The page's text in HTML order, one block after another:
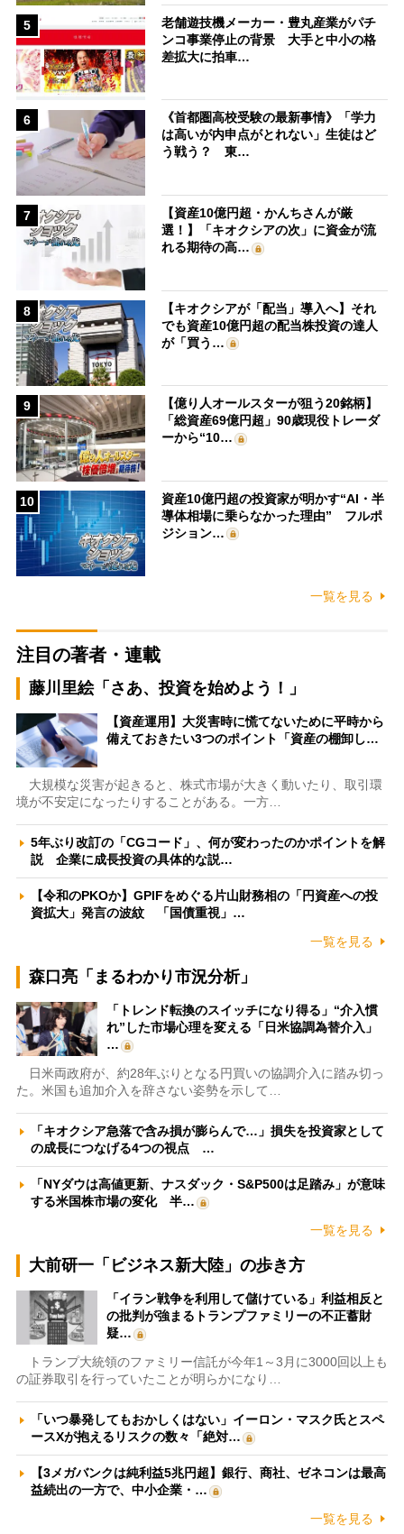
5
老舗遊技機メーカー・豊丸産業がパチ
ンコ事業停止の背景 大手と中小の格
差拡大に拍車…
6
《首都圏高校受験の最新事情》「学力
は高いが内申点がとれない」生徒はど
う戦う？ 東…
7
【資産10億円超・かんちさんが厳
選！】「キオクシアの次」に資金が流
れる期待の高…
8
【キオクシアが「配当」導入へ】それ
でも資産10億円超の配当株投資の達人
が「買う…
9
【億り人オールスターが狙う20銘柄】
「総資産69億円超」90歳現役トレーダ
ーから“10…
10
資産10億円超の投資家が明かす“AI・半
導体相場に乗らなかった理由” フルポ
ジション…
一覧を見る
注目の著者・連載
藤川里絵「さあ、投資を始めよう！」
【資産運用】大災害時に慌てないために平時から
備えておきたい3つのポイント「資産の棚卸し…
大規模な災害が起きると、株式市場が大きく動いたり、取引環
境が不安定になったりすることがある。一方…
5年ぶり改訂の「CGコード」、何が変わったのかポイントを解
説 企業に成長投資の具体的な説…
【令和のPKOか】GPIFをめぐる片山財務相の「円資産への投
資拡大」発言の波紋 「国債重視」…
一覧を見る
森口亮「まるわかり市況分析」
「トレンド転換のスイッチになり得る」“介入慣
れ”した市場心理を変える「日米協調為替介入」
…
日米両政府が、約28年ぶりとなる円買いの協調介入に踏み切っ
た。米国も追加介入を辞さない姿勢を示して…
「キオクシア急落で含み損が膨らんで…」損失を投資家として
の成長につなげる4つの視点 …
「NYダウは高値更新、ナスダック・S&P500は足踏み」が意味
する米国株市場の変化 半…
一覧を見る
大前研一「ビジネス新大陸」の歩き方
「イラン戦争を利用して儲けている」利益相反と
の批判が強まるトランプファミリーの不正蓄財
疑…
トランプ大統領のファミリー信託が今年1～3月に3000回以上も
の証券取引を行っていたことが明らかになり…
「いつ暴発してもおかしくはない」イーロン・マスク氏とスペ
ースXが抱えるリスクの数々「絶対…
【3メガバンクは純利益5兆円超】銀行、商社、ゼネコンは最高
益続出の一方で、中小企業・…
一覧を見る